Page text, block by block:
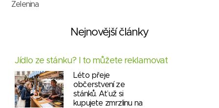
Zelenina
Nejnovější články
Jídlo ze stánku? I to můžete reklamovat
Léto přeje
občerstvení ze
stánků. Ať už si
kupujete zmrzlinu na